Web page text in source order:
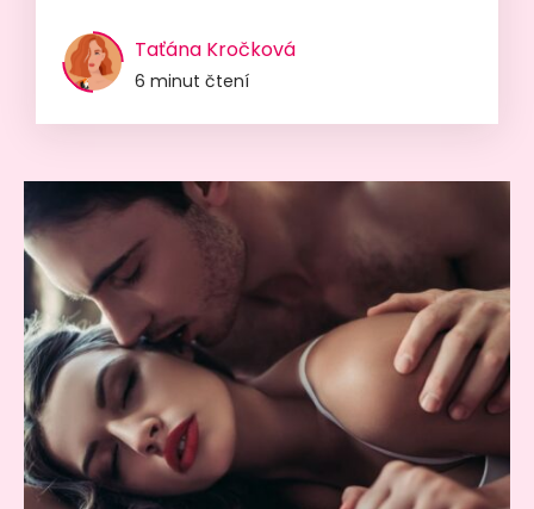
Taťána Kročková
6 minut čtení